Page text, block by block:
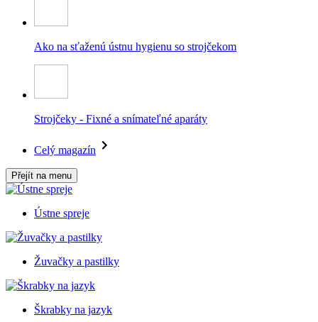
Ako na sťaženú ústnu hygienu so strojčekom
Strojčeky - Fixné a snímateľné aparáty
Celý magazín
Přejít na menu
Ústne spreje
Žuvačky a pastilky
Škrabky na jazyk